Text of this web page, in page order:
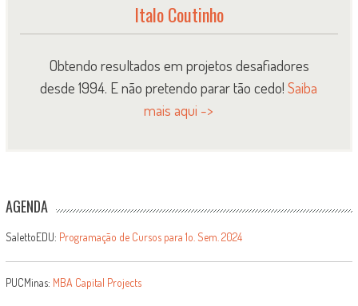
Italo Coutinho
Obtendo resultados em projetos desafiadores
desde 1994. E não pretendo parar tão cedo!Saiba
mais aqui ->
AGENDA
SalettoEDU: Programação de Cursos para 1o. Sem. 2024
PUCMinas: MBA Capital Projects